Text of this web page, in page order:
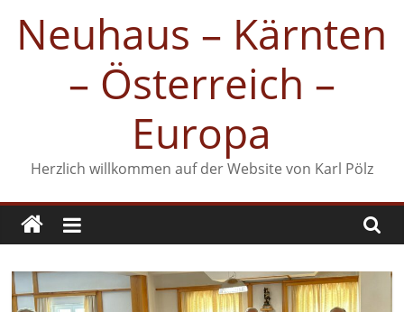
Inhalt
springen
Neuhaus – Kärnten
– Österreich –
Europa
Herzlich willkommen auf der Website von Karl Pölz